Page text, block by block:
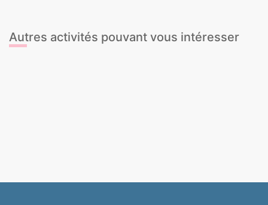
Autres activités pouvant vous intéresser